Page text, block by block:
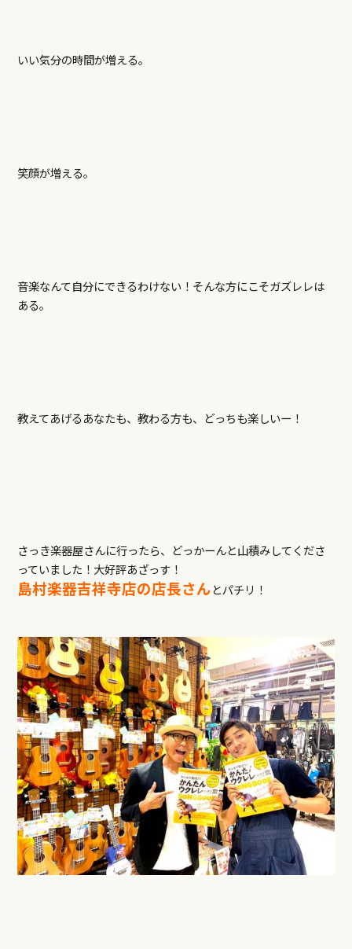
いい気分の時間が増える。
笑顔が増える。
音楽なんて自分にできるわけない！そんな方にこそガズレレは
ある。
教えてあげるあなたも、教わる方も、どっちも楽しいー！
さっき楽器屋さんに行ったら、どっかーんと山積みしてくださ
っていました！大好評あざっす！
島村楽器吉祥寺店の店長さんとパチリ！